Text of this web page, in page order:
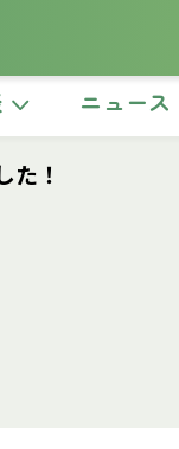
ニュース
た！